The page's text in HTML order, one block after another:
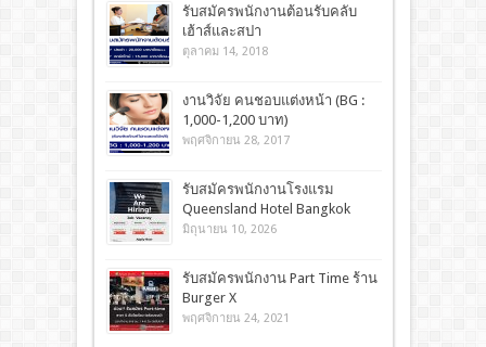
รับสมัครพนักงานต้อนรับคลับ
เฮ้าส์และสปา
ตุลาคม 14, 2018
งานวิจัย คนชอบแต่งหน้า (BG :
1,000-1,200 บาท)
พฤศจิกายน 28, 2017
รับสมัครพนักงานโรงแรม
Queensland Hotel Bangkok
มิถุนายน 10, 2026
รับสมัครพนักงาน Part Time ร้าน
Burger X
พฤศจิกายน 24, 2021